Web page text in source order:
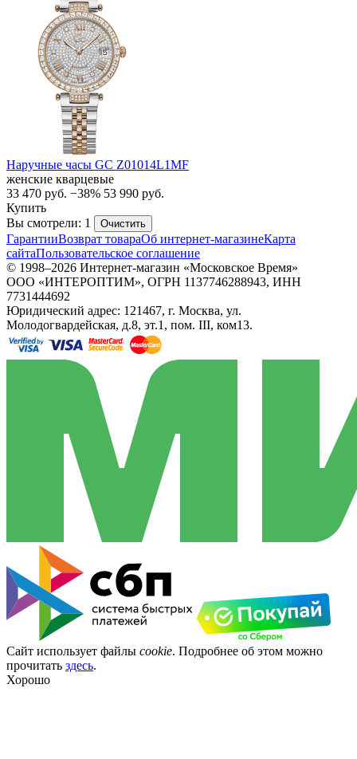
Наручные часы GC Z01014L1MF
женские кварцевые
33 470 руб. −38% 53 990 руб.
Купить
Вы смотрели: 1
Очистить
ГарантииВозврат товараОб интернет-магазинеКарта
сайтаПользовательское соглашение
© 1998–2026 Интернет-магазин «Московское Время»
ООО «ИНТЕРОПТИМ», ОГРН 1137746288943, ИНН
7731444692
Юридический адрес: 121467, г. Москва, ул.
Молодогвардейская, д.8, эт.1, пом. III, ком13.
Сайт использует файлы cookie. Подробнее об этом можно
прочитать здесь.
Хорошо